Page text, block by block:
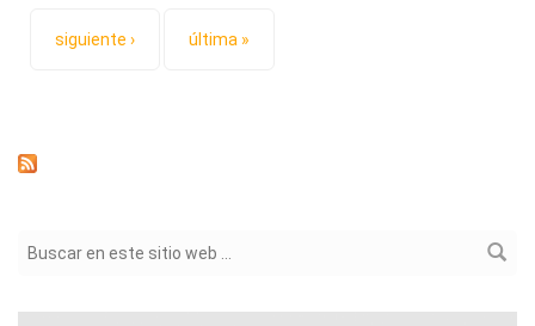
siguiente › última »
Formulario de búsqueda